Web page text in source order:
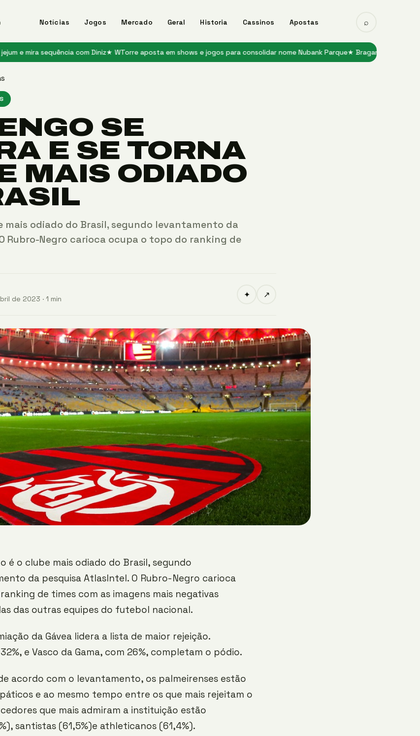
Notícias Jogos Mercado Geral Historia Cassinos Apostas ⌕
sequência com Diniz★ WTorre aposta em shows e jogos para consolidar nome Nubank Parque★ Bragantino recebe
SE
E SE TORNA
MAIS ODIADO
mais odiado do Brasil, segundo levantamento da
Rubro-Negro carioca ocupa o topo do ranking de
de 2023 · 1 min
✦ ↗
é o clube mais odiado do Brasil, segundo
da pesquisa AtlasIntel. O Rubro-Negro carioca
de times com as imagens mais negativas
das outras equipes do futebol nacional.
da Gávea lidera a lista de maior rejeição.
e Vasco da Gama, com 26%, completam o pódio.
acordo com o levantamento, os palmeirenses estão
e ao mesmo tempo entre os que mais rejeitam o
que mais admiram a instituição estão
santistas (61,5%)e athleticanos (61,4%).